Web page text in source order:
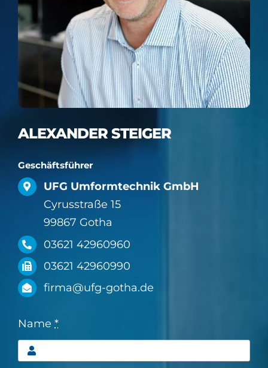
ALEXANDER STEIGER
Geschäftsführer
UFG Umformtechnik GmbH
Cyrusstraße 15
99867 Gotha
03621 42960960
03621 42960990
firma@ufg-gotha.de
Name *